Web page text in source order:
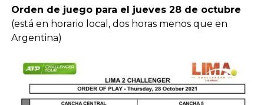
Orden de juego para el jueves 28 de octubre
(está en horario local, dos horas menos que en
Argentina)